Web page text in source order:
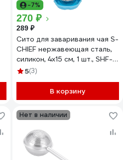
-7%
270 ₽
289 ₽
Сито для заваривания чая S-
CHIEF нержавеющая сталь,
силикон, 4х15 см, 1 шт., SHF-
0341 №06 синий 708594
5(3)
В корзину
Нет в наличии